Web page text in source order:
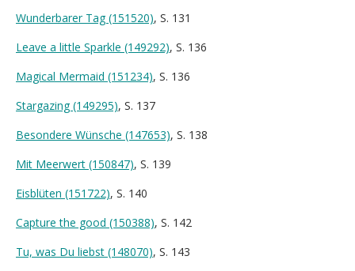
Wunderbarer Tag (151520), S. 131
Leave a little Sparkle (149292), S. 136
Magical Mermaid (151234), S. 136
Stargazing (149295), S. 137
Besondere Wünsche (147653), S. 138
Mit Meerwert (150847), S. 139
Eisblüten (151722), S. 140
Capture the good (150388), S. 142
Tu, was Du liebst (148070), S. 143